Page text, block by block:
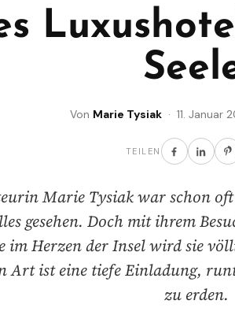
Von Marie Tysiak · 11. Januar
TEILEN
Marie Tysiak war schon
gesehen. Doch mit ihrem
im Herzen der Insel wird sie
Art ist eine tiefe Einladung,
zu erden.